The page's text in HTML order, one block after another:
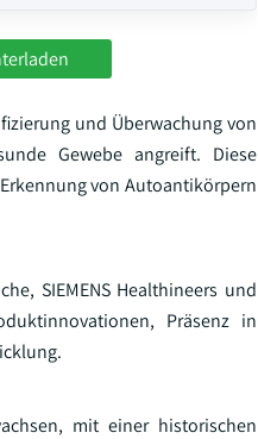
und Überwachung von
Gewebe angreift. Diese
von Autoantikörpern
SIEMENS Healthineers und
Präsenz in
mit einer historischen